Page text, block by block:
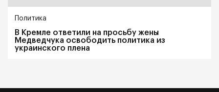
Политика
В Кремле ответили на просьбу жены
Медведчука освободить политика из
украинского плена